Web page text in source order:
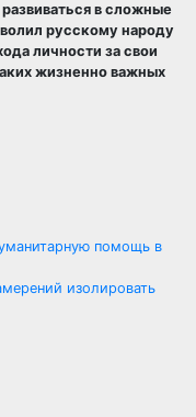
в сложные
русскому народу
личности за свои
жизненно важных
помощь в
изолировать